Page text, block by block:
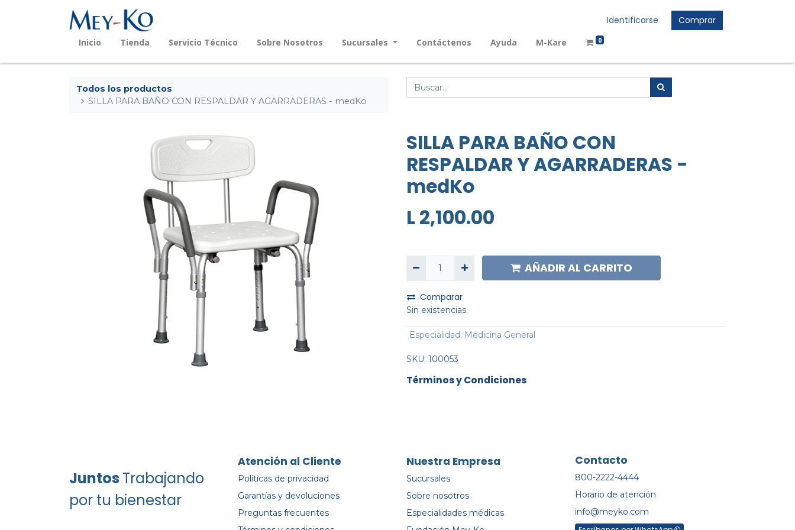
Identificarse Comprar
Inicio Tienda Servicio Técnico Sobre Nosotros Sucursales Contáctenos Ayuda M-Kare 0
Todos los productos
SILLA PARA BAÑO CON RESPALDAR Y AGARRADERAS - medKo
SILLA PARA BAÑO CON
RESPALDAR Y AGARRADERAS -
medKo
L2,100.00
AÑADIR AL CARRITO
Comparar
Sin existencias.
Especialidad: Medicina General
SKU: 100053
Términos y Condiciones
Juntos Trabajando
por tu bienestar
Atención al Cliente
Políticas de privacidad
Garantías y devoluciones
Preguntas frecuentes
Nuestra Empresa
Sucursales
Sobre nosotros
Especialidades médicas
Contacto
800-2222-4444
Horario de atención
info@meyko.com